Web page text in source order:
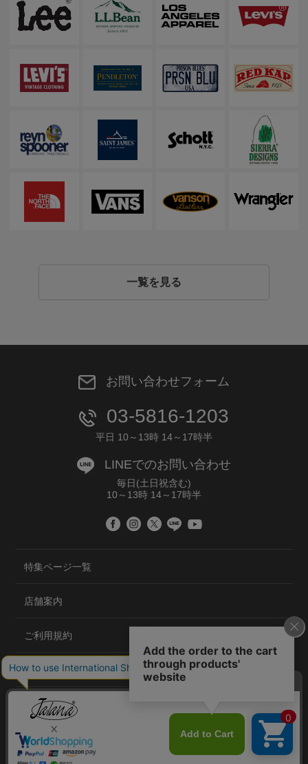
一覧を見る
お問い合わせフォーム
03-5816-1203
平日 10～13時 14～17時半
LINEでのお問い合わせ
毎日(土日祝含む)
10～13時 14～17時半
特集ページ一覧
店舗案内
ご利用規約
プライバシーポリシー
特定商取引法について
会社概要